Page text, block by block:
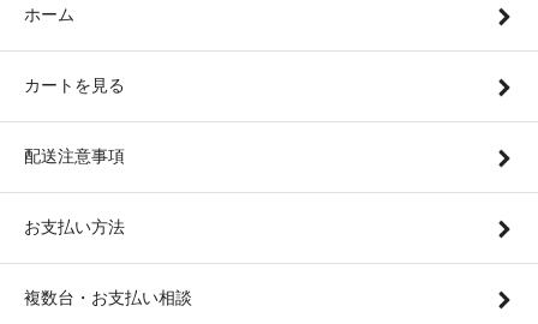
ホーム
カートを見る
配送注意事項
お支払い方法
複数台・お支払い相談